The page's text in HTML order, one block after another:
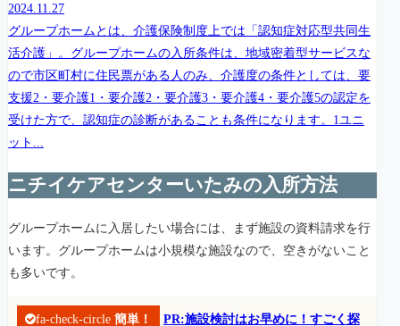
2024.11.27
グループホームとは、介護保険制度上では「認知症対応型共同生
活介護」。グループホームの入所条件は、地域密着型サービスな
ので市区町村に住民票がある人のみ、介護度の条件としては、要
支援2・要介護1・要介護2・要介護3・要介護4・要介護5の認定を
受けた方で、認知症の診断があることも条件になります。1ユニ
ット...
ニチイケアセンターいたみの入所方法
グループホームに入居したい場合には、まず施設の資料請求を行
います。グループホームは小規模な施設なので、空きがないこと
も多いです。
fa-check-circle 簡単！ PR:施設検討はお早めに！すごく探